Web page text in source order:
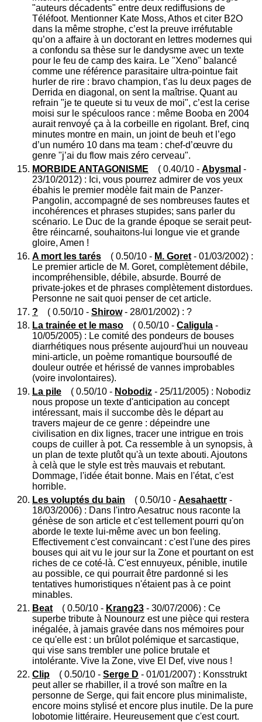
"auteurs décadents" entre deux rediffusions de
Téléfoot. Mentionner Kate Moss, Athos et citer B2O
dans la même strophe, c’est la preuve irréfutable
qu’on a affaire à un doctorant en lettres modernes qui
a confondu sa thèse sur le dandysme avec un texte
pour le feu de camp des kaira. Le "Xeno" balancé
comme une référence parasitaire ultra-pointue fait
hurler de rire : bravo champion, t’as lu deux pages de
Derrida en diagonal, on sent la maîtrise. Quant au
refrain "je te queute si tu veux de moi", c’est la cerise
moisi sur le spéculoos rance : même Booba en 2004
aurait renvoyé ça à la corbeille en rigolant. Bref, cinq
minutes montre en main, un joint de beuh et l’ego
d’un numéro 10 dans ma team : chef-d’œuvre du
genre "j’ai du flow mais zéro cerveau".
MORBIDE ANTAGONISME ( 0.40/10 - Abysmal -
23/10/2012) : Ici, vous pourrez admirer de vos yeux
ébahis le premier modèle fait main de Panzer-
Pangolin, accompagné de ses nombreuses fautes et
incohérences et phrases stupides; sans parler du
scénario. Le Duc de la grande époque se serait peut-
être réincarné, souhaitons-lui longue vie et grande
gloire, Amen !
A mort les tarés ( 0.50/10 - M. Goret - 01/03/2002) :
Le premier article de M. Goret, complètement débile,
incompréhensible, débile, absurde. Bourré de
private-jokes et de phrases complètement distordues.
Personne ne sait quoi penser de cet article.
? ( 0.50/10 - Shirow- 28/01/2002) : ?
La trainée et le maso ( 0.50/10 - Caligula -
10/05/2005) : Le comité des pondeurs de bouses
diarrhétiques nous présente aujourd'hui un nouveau
mini-article, un poème romantique boursouflé de
douleur outrée et hérissé de vannes improbables
(voire involontaires).
La pile ( 0.50/10 - Nobodiz - 25/11/2005) : Nobodiz
nous propose un texte d'anticipation au concept
intéressant, mais il succombe dès le départ au
travers majeur de ce genre : dépeindre une
civilisation en dix lignes, tracer une intrigue en trois
coups de cuiller à pot. Ca ressemble à un synopsis, à
un plan de texte plutôt qu'à un texte abouti. Ajoutons
à celà que le style est très mauvais et rebutant.
Dommage, l'idée était bonne. Mais en l'état, c'est
horrible.
Les voluptés du bain ( 0.50/10 - Aesahaettr -
18/03/2006) : Dans l'intro Aesatruc nous raconte la
génèse de son article et c'est tellement pourri qu'on
aborde le texte lui-même avec un bon feeling.
Effectivement c'est convaincant : c'est l'une des pires
bouses qui ait vu le jour sur la Zone et pourtant on est
riches de ce coté-là. C'est ennuyeux, pénible, inutile
au possible, ce qui pourrait être pardonné si les
tentatives humoristiques n'étaient pas à ce point
minables.
Beat ( 0.50/10 - Krang23 - 30/07/2006) : Ce
superbe tribute à Nounourz est une pièce qui restera
inégalée, à jamais gravée dans nos mémoires pour
ce qu'elle est : un brûlot polémique et sarcastique,
qui vise sans trembler une police brutale et
intolérante. Vive la Zone, vive El Def, vive nous !
Clip ( 0.50/10 - Serge D - 01/01/2007) : Konsstrukt
peut aller se rhabiller, il a trové son maître en la
personne de Serge, qui fait encore plus minimaliste,
encore moins stylisé et encore plus inutile. De la pure
lobotomie littéraire. Heureusement que c'est court.